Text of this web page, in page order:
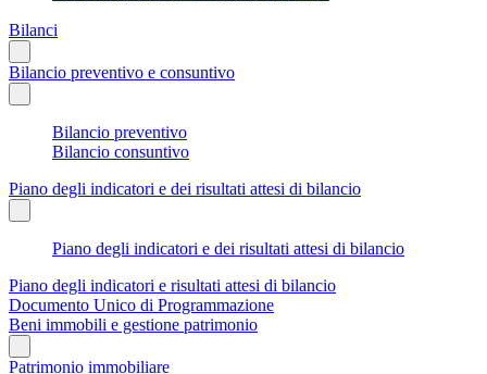
Bilanci
Bilancio preventivo e consuntivo
Bilancio preventivo
Bilancio consuntivo
Piano degli indicatori e dei risultati attesi di bilancio
Piano degli indicatori e dei risultati attesi di bilancio
Piano degli indicatori e risultati attesi di bilancio
Documento Unico di Programmazione
Beni immobili e gestione patrimonio
Patrimonio immobiliare